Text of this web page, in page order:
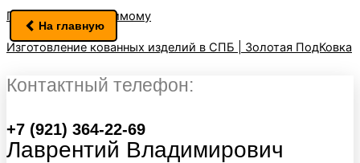
Перейти к содержимому
Изготовление кованных изделий в СПБ | Золотая ПодКовка
Контактный телефон:
+7 (921) 364-22-69
Лаврентий Владимирович
На главную